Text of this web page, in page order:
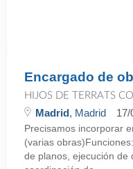
Encargado de
HIJOS DE TERRATS
Madrid, Madrid 17/
Precisamos incorporar
(varias
de planos, ejecución de